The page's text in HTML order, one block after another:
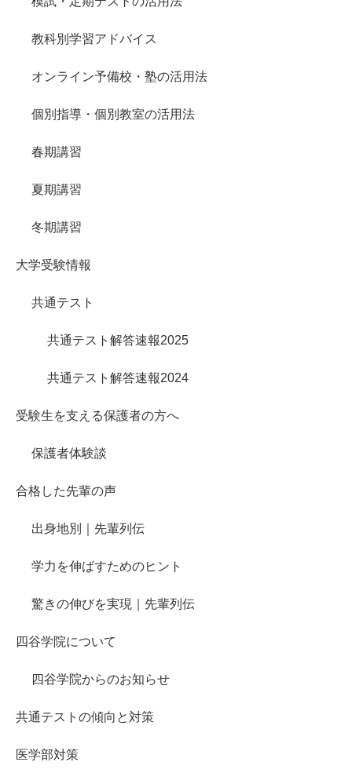
教科別学習アドバイス
オンライン予備校・塾の活用法
個別指導・個別教室の活用法
春期講習
夏期講習
冬期講習
大学受験情報
共通テスト
共通テスト解答速報2025
共通テスト解答速報2024
受験生を支える保護者の方へ
保護者体験談
合格した先輩の声
出身地別｜先輩列伝
学力を伸ばすためのヒント
驚きの伸びを実現｜先輩列伝
四谷学院について
四谷学院からのお知らせ
共通テストの傾向と対策
医学部対策